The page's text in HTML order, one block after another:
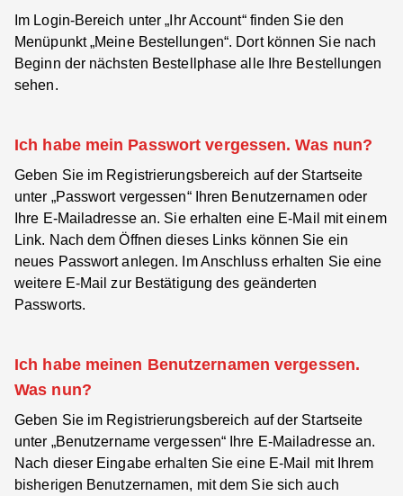
Im Login-Bereich unter „Ihr Account“ finden Sie den
Menüpunkt„Meine Bestellungen“. Dort können Sie nach
Beginn der nächsten Bestellphase alle Ihre Bestellungen
sehen.
Ich habe mein Passwort vergessen. Was nun?
Geben Sie im Registrierungsbereich auf der Startseite
unter „Passwort vergessen“Ihren Benutzernamen oder
Ihre E-Mailadresse an. Sie erhalten eine E-Mail mit einem
Link. Nach dem Öffnen dieses Links können Sie ein
neues Passwort anlegen. Im Anschluss erhalten Sie eine
weitere E-Mail zur Bestätigung des geänderten
Passworts.
Ich habe meinen Benutzernamen vergessen.
Was nun?
Geben Sie im Registrierungsbereich auf der Startseite
unter „Benutzername vergessen“ Ihre E-Mailadresse an.
Nach dieser Eingabe erhalten Sie eine E-Mail mit Ihrem
bisherigen Benutzernamen, mit dem Sie sich auch